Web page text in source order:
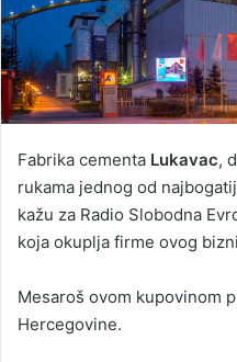
Fabrika cementa Lukavac,
rukama jednog od
kažu za Radio Slobodna
koja okuplja firme ovog
Mesaroš ovom kupovinom
Hercegovine.